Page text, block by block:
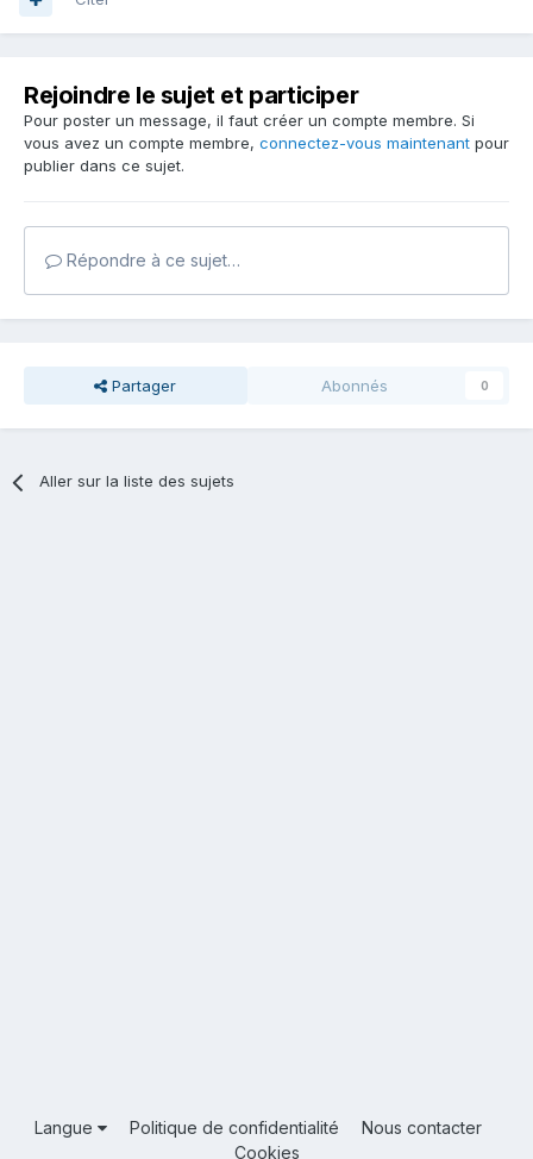
Rejoindre le sujet et participer
Pour poster un message, il faut créer un compte membre. Si
vous avez un compte membre, connectez-vous maintenant pour
publier dans ce sujet.
Répondre à ce sujet…
Partager Abonnés 0
Aller sur la liste des sujets
Langue Politique de confidentialité
Nous contacter
Cookies